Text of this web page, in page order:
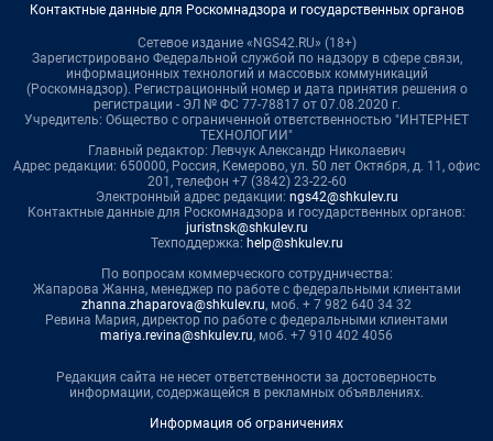
Контактные данные для Роскомнадзора и государственных органов
Сетевое издание «NGS42.RU» (18+)
Зарегистрировано Федеральной службой по надзору в сфере связи,
информационных технологий и массовых коммуникаций
(Роскомнадзор). Регистрационный номер и дата принятия решения о
регистрации - ЭЛ № ФС 77-78817 от 07.08.2020 г.
Учредитель: Общество с ограниченной ответственностью "ИНТЕРНЕТ
ТЕХНОЛОГИИ"
Главный редактор: Левчук Александр Николаевич
Адрес редакции: 650000, Россия, Кемерово, ул. 50 лет Октября, д. 11, офис
201, телефон +7 (3842) 23-22-60
Электронный адрес редакции: ngs42@shkulev.ru
Контактные данные для Роскомнадзора и государственных органов:
juristnsk@shkulev.ru
Техподдержка: help@shkulev.ru
По вопросам коммерческого сотрудничества:
Жапарова Жанна, менеджер по работе с федеральными клиентами
zhanna.zhaparova@shkulev.ru, моб. + 7 982 640 34 32
Ревина Мария, директор по работе с федеральными клиентами
mariya.revina@shkulev.ru, моб. +7 910 402 4056
Редакция сайта не несет ответственности за достоверность
информации, содержащейся в рекламных объявлениях.
Информация об ограничениях